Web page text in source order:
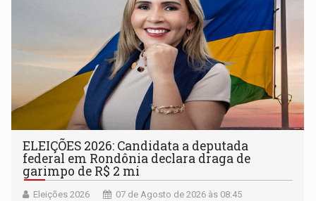
ELEIÇÕES 2026: Candidata a deputada
federal em Rondônia declara draga de
garimpo de R$ 2 mi
Eleições 2026 07 de Agosto de 2026 às 08:45